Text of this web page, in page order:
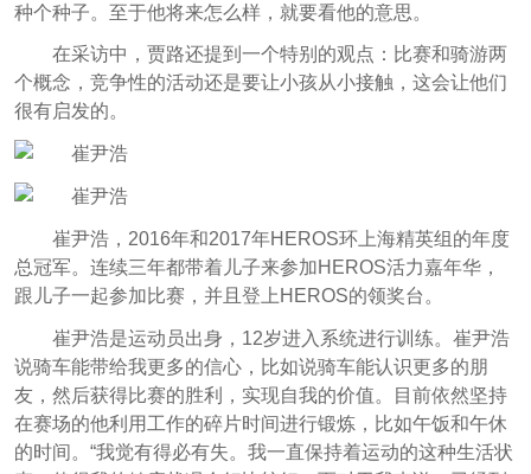
种个种子。至于他将来怎么样，就要看他的意思。
在采访中，贾路还提到一个特别的观点：比赛和骑游两
个概念，竞争性的活动还是要让小孩从小接触，这会让他们
很有启发的。
崔尹浩，2016年和2017年HEROS环上海精英组的年度
总冠军。连续三年都带着儿子来参加HEROS活力嘉年华，
跟儿子一起参加比赛，并且登上HEROS的领奖台。
崔尹浩是运动员出身，12岁进入系统进行训练。崔尹浩
说骑车能带给我更多的信心，比如说骑车能认识更多的朋
友，然后获得比赛的胜利，实现自我的价值。目前依然坚持
在赛场的他利用工作的碎片时间进行锻炼，比如午饭和午休
的时间。“我觉有得必有失。我一直保持着运动的这种生活状